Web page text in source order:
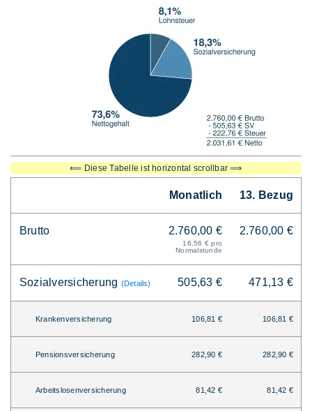
⟸ Diese Tabelle ist horizontal scrollbar ⟹
Monatlich 13. Bezug
Brutto 2.760,00 €
16,56 € pro
Normalstunde
2.760,00 €
Sozialversicherung (Details) 505,63 € 471,13 €
Krankenversicherung 106,81 € 106,81 €
Pensionsversicherung 282,90 € 282,90 €
Arbeitslosenversicherung 81,42 € 81,42 €